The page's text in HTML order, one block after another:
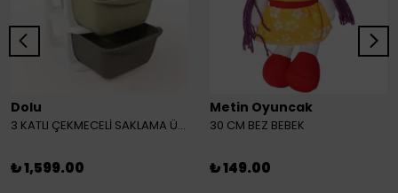
Dolu
3 KATLI ÇEKMECELİ SAKLAMA ÜNİTESİ
₺ 1,599.00
Metin Oyuncak
30 CM BEZ BEBEK
₺ 149.00